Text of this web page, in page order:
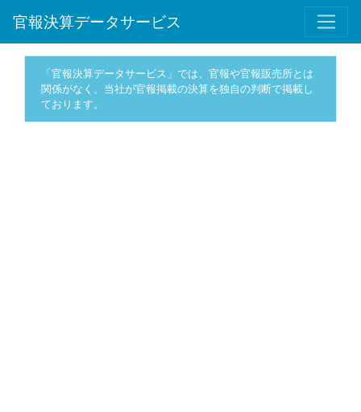
官報決算データサービス
「官報決算データサービス」では、官報や官報販売所とは
関係がなく、当社が官報掲載の決算を独自の判断で掲載し
ております。